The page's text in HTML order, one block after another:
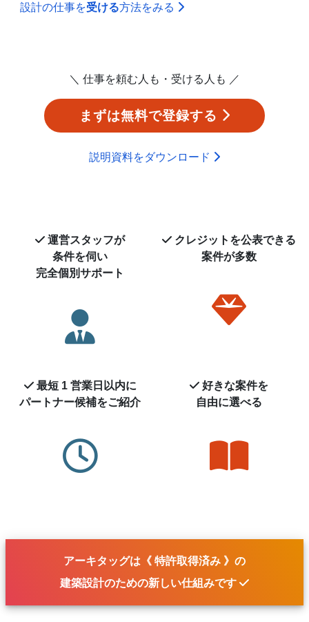
設計の仕事を受ける方法をみる
＼ 仕事を頼む人も・受ける人も ／
まずは無料で登録する
説明資料をダウンロード
運営スタッフが
条件を伺い
完全個別サポート
クレジットを公表できる
案件が多数
最短 1 営業日以内に
パートナー候補をご紹介
好きな案件を
自由に選べる
アーキタッグは《 特許取得済み 》の
建築設計のための新しい仕組みです